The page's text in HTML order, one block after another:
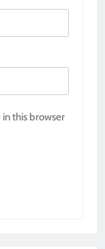
this browser